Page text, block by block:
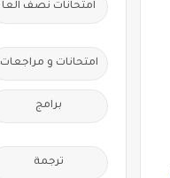
امتحانات نصف العا
امتحانات و مراجعات
برامج
ترجمة